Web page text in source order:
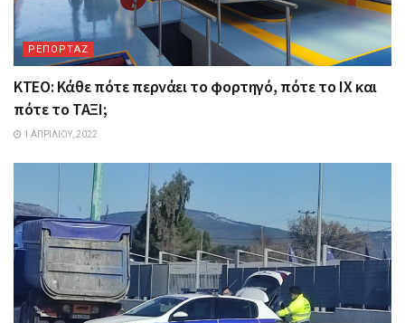
ΡΕΠΟΡΤΑΖ
ΚΤΕΟ: Κάθε πότε περνάει το φορτηγό, πότε το ΙΧ και
πότε το ΤΑΞΙ;
1 ΑΠΡΙΛΊΟΥ, 2022